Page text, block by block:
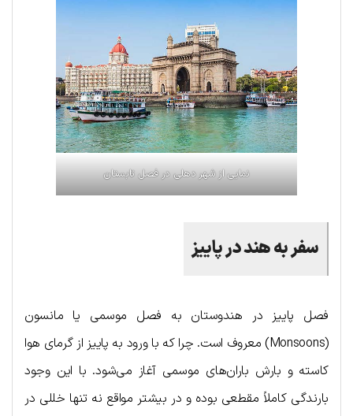
نمایی از شهر دهلی در فصل تابستان
سفر به هند در پاییز
فصل پاییز در هندوستان به فصل موسمی یا مانسون
(Monsoons) معروف است. چرا که با ورود به پاییز از گرمای هوا
کاسته و بارش باران‌های موسمی آغاز می‌شود. با این وجود
بارندگی کاملاً مقطعی بوده و در بیشتر مواقع نه تنها خللی در